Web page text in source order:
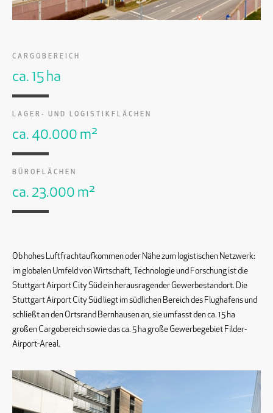
CARGOBEREICH
ca. 15 ha
LAGER- UND LOGISTIKFLÄCHEN
ca. 40.000 m²
BÜROFLÄCHEN
ca. 23.000 m²
Ob hohes Luftfrachtaufkommen oder Nähe zum logistischen Netzwerk:
im globalen Umfeld von Wirtschaft, Technologie und Forschung ist die
Stuttgart Airport City Süd ein herausragender Gewerbestandort. Die
Stuttgart Airport City Süd liegt im südlichen Bereich des Flughafens und
schließt an den Ortsrand Bernhausen an, sie umfasst den ca. 15 ha
großen Cargobereich sowie das ca. 5 ha große Gewerbegebiet Filder-
Airport-Areal.